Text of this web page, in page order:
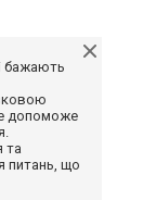
бажають
допоможе
та
питань, що